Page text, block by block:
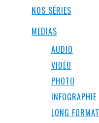
NOS SÉRIES
MEDIAS
AUDIO
VIDÉO
PHOTO
INFOGRAPHIE
LONG FORMAT